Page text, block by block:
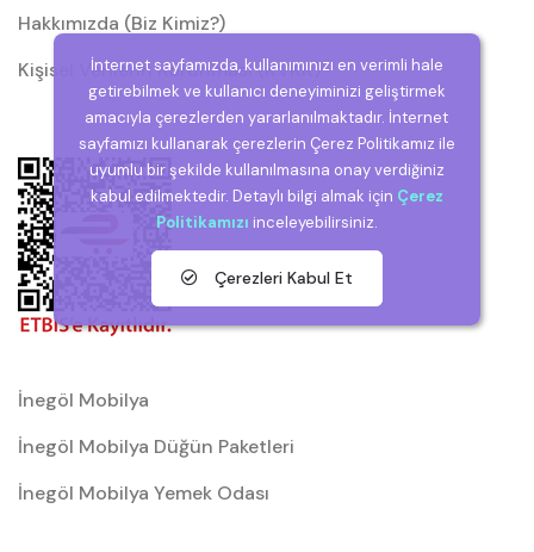
Hakkımızda (Biz Kimiz?)
Kişisel Verilerin Korunması (KVKK)
İnegöl Mobilya
İnegöl Mobilya Düğün Paketleri
İnegöl Mobilya Yemek Odası
İnternet sayfamızda, kullanımınızı en verimli hale
getirebilmek ve kullanıcı deneyiminizi geliştirmek
amacıyla çerezlerden yararlanılmaktadır. İnternet
sayfamızı kullanarak çerezlerin Çerez Politikamız ile
uyumlu bir şekilde kullanılmasına onay verdiğiniz
kabul edilmektedir. Detaylı bilgi almak için Çerez
Politikamızı inceleyebilirsiniz.
Çerezleri Kabul Et